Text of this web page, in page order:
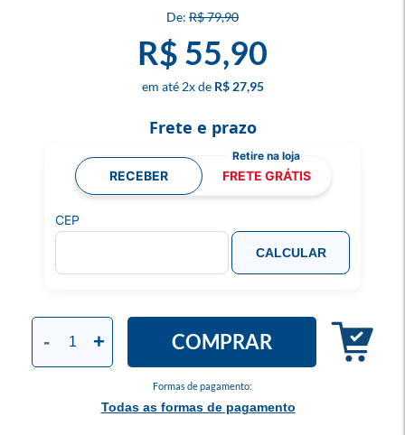
R$ 79,90
R$ 55,90
2x R$ 27,95
Formas de pagamento:
Todas as formas de pagamento
- + COMPRAR
Frete e prazo
RECEBER FRETE GRÁTIS
CEP
CALCULAR